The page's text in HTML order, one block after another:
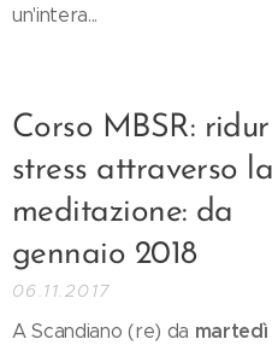
un'intera...
Corso MBSR:
stress attraverso la
meditazione: da
gennaio 2018
06.11.2017
A Scandiano (re) da martedì